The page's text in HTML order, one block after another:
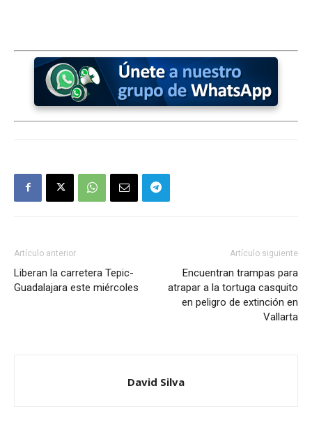
Artículo anterior
Liberan la carretera Tepic-
Guadalajara este miércoles
Artículo siguiente
Encuentran trampas para
atrapar a la tortuga casquito
en peligro de extinción en
Vallarta
David Silva